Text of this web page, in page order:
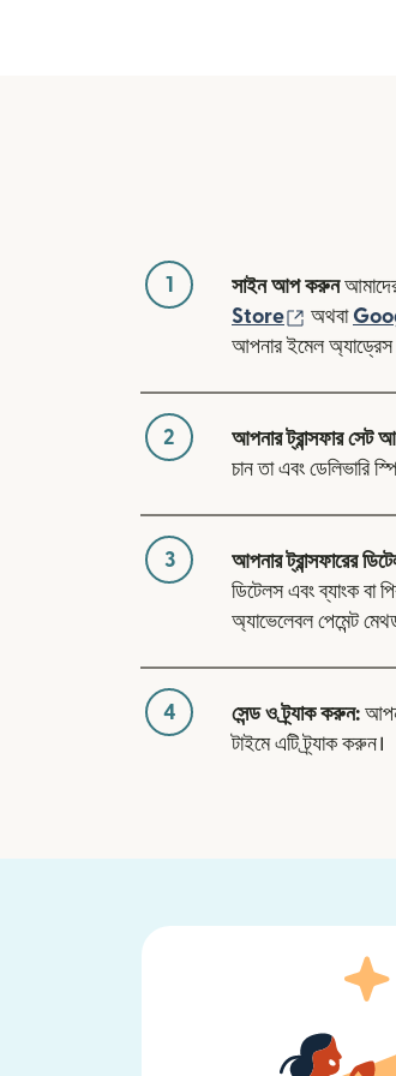
1 সাইন আপ করুন
Store
(নতুন
অথবা
আপনার ইমেল অ্যাড্রেস
2 আপনার ট্রান্সফার সেট
চান তা এবং ডেলিভারি
3 আপনার ট্রান্সফারের
ডিটেলস এবং ব্যাংক বা
অ্যাভেলেবল পেমেন্ট
4 সেন্ড ও ট্র্যাক করুন:
টাইমে এটি ট্র্যাক করুন।